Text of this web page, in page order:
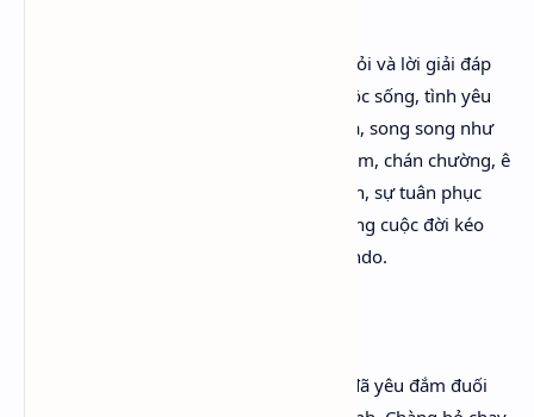
Tiểu thuyết này cũng đặt ra những câu hỏi và lời giải đáp
cực kỳ tế vi và sâu sắc về ý nghĩa của cuộc sống, tình yêu
và sáng tạo. Tình yêu và Sáng tạo hiện ra, song song như
hình với bóng, với từng khía cạnh say đắm, chán chường, ê
chề, lố bịch, và cuối cùng là sự chấp nhận, sự tuân phục
theo sức mạnh vô hình của “thời đại” trong cuộc đời kéo
dài dằng dặc hơn ba trăm năm của Orlando.
Chàng, với tư cách một người đàn ông, đã yêu đắm đuối